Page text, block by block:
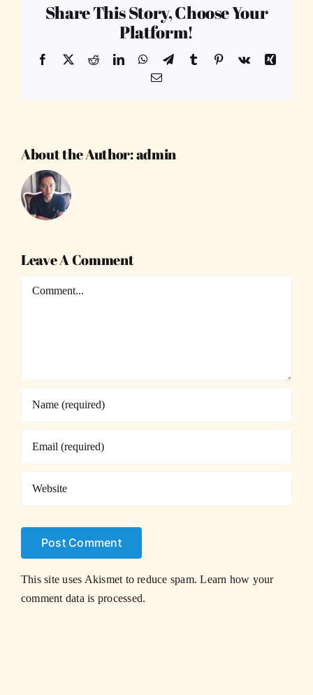
Share This Story, Choose Your
Platform!
Facebook
X RedditLinkedInWhatsApp
TelegramTumblr Pinterest
Vk
Xing
Email
About the Author:admin
Leave A Comment
Comment
This site uses Akismet to reduce spam.Learn how your
comment data is processed.